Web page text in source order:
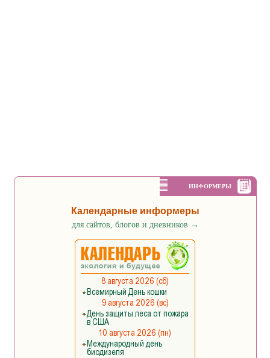
ИНФОРМЕРЫ
Календарные информеры
для сайтов, блогов и дневников →